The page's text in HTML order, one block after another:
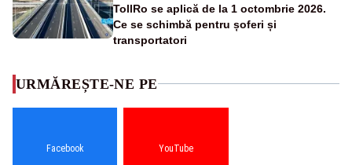
TollRo se aplică de la 1 octombrie 2026.
Ce se schimbă pentru șoferi și
transportatori
URMĂREȘTE-NE PE
Facebook YouTube